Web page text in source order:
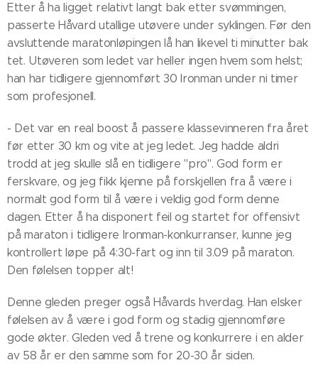
Etter å ha ligget relativt langt bak etter svømmingen,
passerte Håvard utallige utøvere under syklingen. Før den
avsluttende maratonløpingen lå han likevel ti minutter bak
tet. Utøveren som ledet var heller ingen hvem som helst;
han har tidligere gjennomført 30 Ironman under ni timer
som profesjonell.
- Det var en real boost å passere klassevinneren fra året
før etter 30 km og vite at jeg ledet. Jeg hadde aldri
trodd at jeg skulle slå en tidligere "pro". God form er
ferskvare, og jeg fikk kjenne på forskjellen fra å være i
normalt god form til å være i veldig god form denne
dagen. Etter å ha disponert feil og startet for offensivt
på maraton i tidligere Ironman-konkurranser, kunne jeg
kontrollert løpe på 4:30-fart og inn til 3.09 på maraton.
Den følelsen topper alt!
Denne gleden preger også Håvards hverdag. Han elsker
følelsen av å være i god form og stadig gjennomføre
gode økter. Gleden ved å trene og konkurrere i en alder
av 58 år er den samme som for 20-30 år siden.